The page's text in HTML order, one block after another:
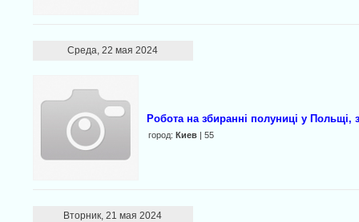
Среда, 22 мая 2024
Робота на збиранні полуниці у Польщі,
город: Киев| 55
Вторник, 21 мая 2024